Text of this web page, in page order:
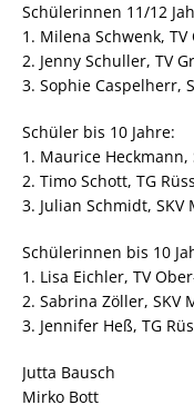
Schülerinnen 11/12
1. Milena Schwenk,
2. Jenny Schuller, TV
3. Sophie Caspelherr,
Schüler bis 10 Jahre:
1. Maurice
2. Timo Schott, TG
3. Julian Schmidt,
Schülerinnen bis 10
1. Lisa Eichler, TV
2. Sabrina Zöller, SKV
3. Jennifer Heß, TG
Jutta Bausch
Mirko Bott